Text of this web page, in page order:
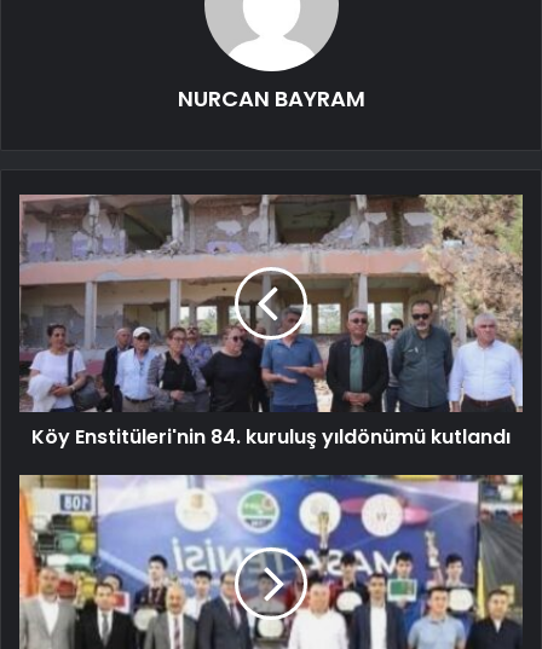
NURCAN BAYRAM
Köy Enstitüleri'nin 84. kuruluş yıldönümü kutlandı